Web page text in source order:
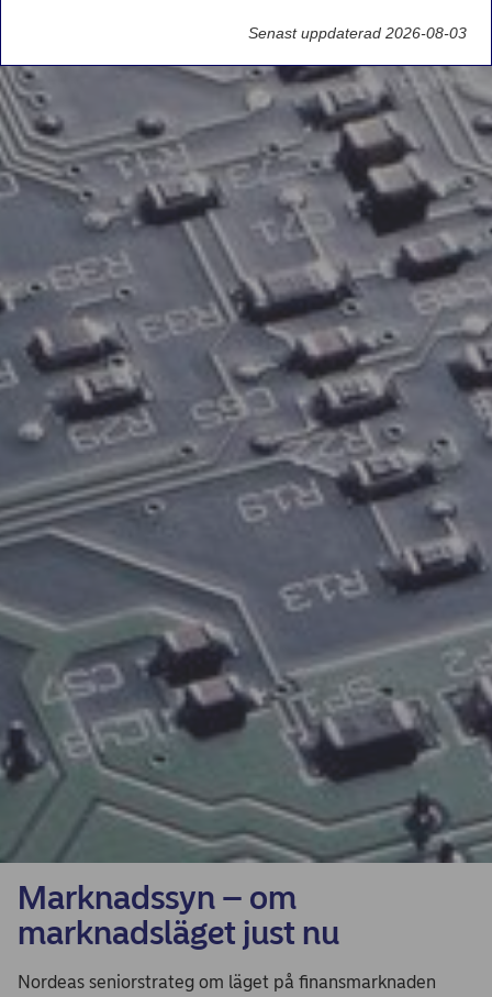
Marknadssyn – om
marknadsläget just nu
Nordeas seniorstrateg om läget på finansmarknaden
Senast uppdaterad 2026-08-03